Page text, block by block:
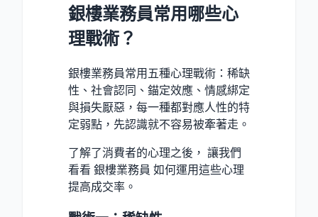
銀樓業務員常用哪些心
理戰術？
銀樓業務員常用五種心理戰術：稀缺
性、社會認同、錨定效應、情感綁定
與損失厭惡，每一種都對應人性的特
定弱點，先認識就不容易被牽著走。
了解了消費者的心理之後， 讓我們
看看 銀樓業務員 如何運用這些心理
提高成交率。